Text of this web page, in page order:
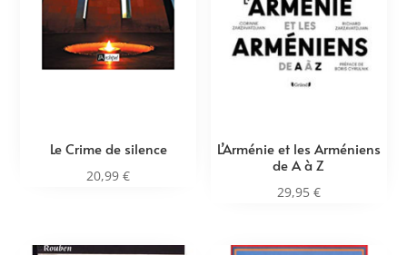
Le Crime de silence
20,99€
L’Arménie et les Arméniens
de A à Z
29,95 €